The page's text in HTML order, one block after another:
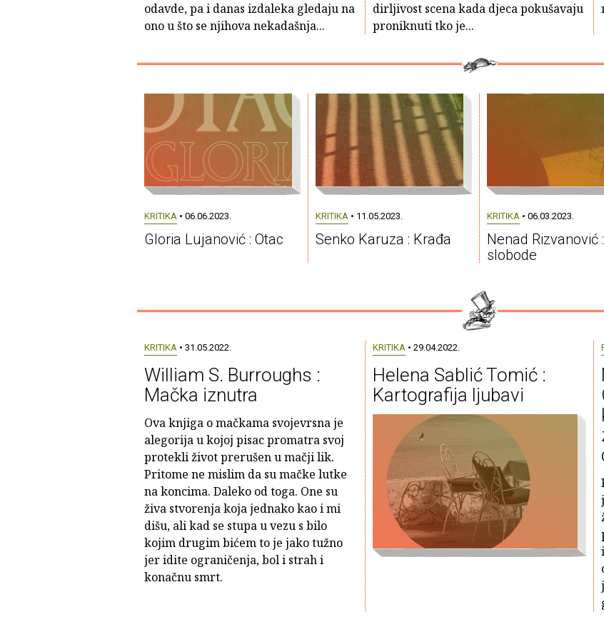
odavde, pa i danas izdaleka gledaju na
ono u što se njihova nekadašnja...
dirljivost scena kada djeca pokušavaju
proniknuti tko je...
KRITIKA • 06.06.2023.
Gloria Lujanović : Otac
KRITIKA • 11.05.2023.
Senko Karuza : Krađa
KRITIKA • 06.03.2023.
Nenad Rizvanović
slobode
KRITIKA• 31.05.2022.
William S. Burroughs :
Mačka iznutra
Ova knjiga o mačkama svojevrsna je
alegorija u kojoj pisac promatra svoj
protekli život prerušen u mačji lik.
Pritome ne mislim da su mačke lutke
na koncima. Daleko od toga. One su
živa stvorenja koja jednako kao i mi
dišu, ali kad se stupa u vezu s bilo
kojim drugim bićem to je jako tužno
jer idite ograničenja, bol i strah i
konačnu smrt.
KRITIKA• 29.04.2022.
Helena Sablić Tomić :
Kartografija ljubavi